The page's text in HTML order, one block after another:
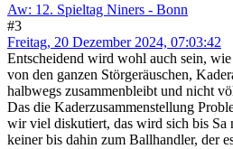
Aw: 12. Spieltag Niners - Bonn
#3
Freitag, 20 Dezember 2024, 07:03:42
Entscheidend wird wohl auch sein,
von den ganzen Störgeräuschen,
halbwegs zusammenbleibt und nicht
Das die Kaderzusammenstellung
wir viel diskutiert, das wird sich bis Sa
keiner bis dahin zum Ballhandler, der